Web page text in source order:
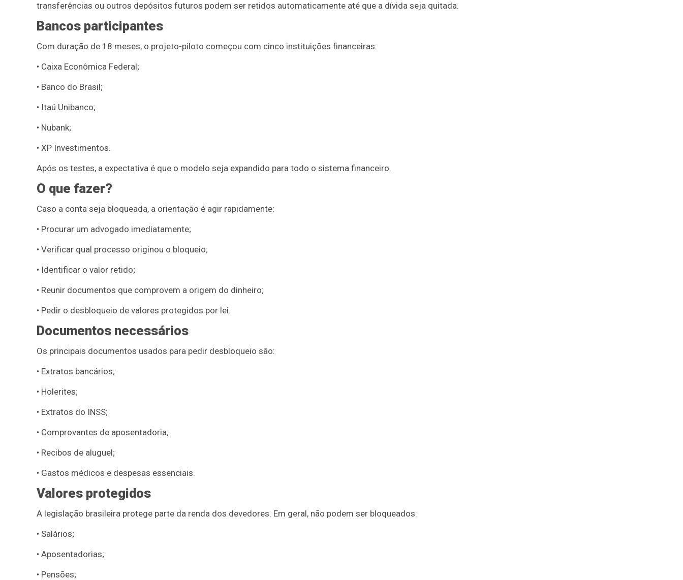
transferências ou outros depósitos futuros podem ser retidos automaticamente até que a dívida seja quitada.
Bancos participantes
Com duração de 18 meses, o projeto-piloto começou com cinco instituições financeiras:
• Caixa Econômica Federal;
• Banco do Brasil;
• Itaú Unibanco;
• Nubank;
• XP Investimentos.
Após os testes, a expectativa é que o modelo seja expandido para todo o sistema financeiro.
O que fazer?
Caso a conta seja bloqueada, a orientação é agir rapidamente:
• Procurar um advogado imediatamente;
• Verificar qual processo originou o bloqueio;
• Identificar o valor retido;
• Reunir documentos que comprovem a origem do dinheiro;
• Pedir o desbloqueio de valores protegidos por lei.
Documentos necessários
Os principais documentos usados para pedir desbloqueio são:
• Extratos bancários;
• Holerites;
• Extratos do INSS;
• Comprovantes de aposentadoria;
• Recibos de aluguel;
• Gastos médicos e despesas essenciais.
Valores protegidos
A legislação brasileira protege parte da renda dos devedores. Em geral, não podem ser bloqueados:
• Salários;
• Aposentadorias;
• Pensões;